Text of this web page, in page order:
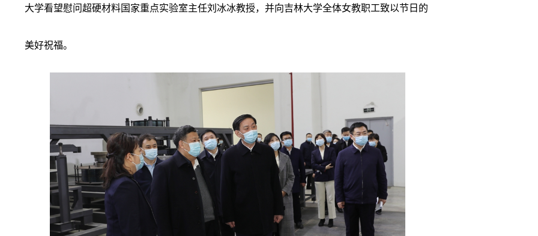
大学看望慰问超硬材料国家重点实验室主任刘冰冰教授，并向吉林大学全体女教职工致以节日的
美好祝福。